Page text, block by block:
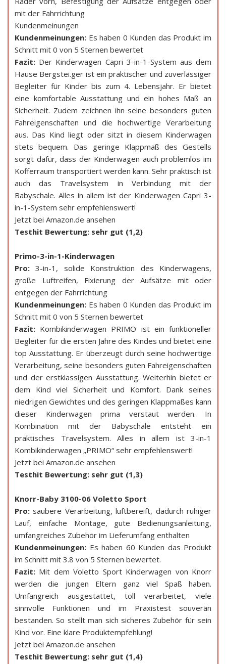
mit der Fahrrichtung
Kundenmeinungen
Kundenmeinungen: Es haben 0 Kunden das Produkt im
Schnitt mit 0 von 5 Sternen bewertet
Fazit: Der Kinderwagen Capri 3-in-1-System aus dem
Hause Bergstei.ger ist ein praktischer und zuverlässiger
Begleiter für Kinder bis zum 4. Lebensjahr. Er bietet
eine komfortable Ausstattung und ein hohes Maß an
Sicherheit. Zudem zeichnen ihn seine besonders guten
Fahreigenschaften und die hochwertige Verarbeitung
aus. Das Kind liegt oder sitzt in diesem Kinderwagen
stets bequem. Das geringe Klappmaß des Gestells
sorgt dafür, dass der Kinderwagen auch problemlos im
Kofferraum transportiert werden kann. Sehr praktisch ist
auch das Travelsystem in Verbindung mit der
Babyschale. Alles in allem ist der Kinderwagen Capri 3-
in-1-System sehr empfehlenswert!
Jetzt bei Amazon.de ansehen
Testhit Bewertung: sehr gut (1,2)
Primo-3-in-1-Kinderwagen
Pro: 3-in-1, solide Konstruktion des Kinderwagens,
große Luftreifen, Fixierung der Aufsätze mit oder
entgegen der Fahrrichtung
Kundenmeinungen: Es haben 0 Kunden das Produkt im
Schnitt mit 0 von 5 Sternen bewertet
Fazit: Kombikinderwagen PRIMO ist ein funktioneller
Begleiter für die ersten Jahre des Kindes und bietet eine
top Ausstattung. Er überzeugt durch seine hochwertige
Verarbeitung, seine besonders guten Fahreigenschaften
und der erstklassigen Ausstattung. Weiterhin bietet er
dem Kind viel Sicherheit und Komfort. Dank seines
niedrigen Gewichtes und des geringen Klappmaßes kann
dieser Kinderwagen prima verstaut werden. In
Kombination mit der Babyschale entsteht ein
praktisches Travelsystem. Alles in allem ist 3-in-1
Kombikinderwagen „PRIMO“ sehr empfehlenswert!
Jetzt bei Amazon.de ansehen
Testhit Bewertung: sehr gut (1,3)
Knorr-Baby 3100-06 Voletto Sport
Pro: saubere Verarbeitung, luftbereift, dadurch ruhiger
Lauf, einfache Montage, gute Bedienungsanleitung,
umfangreiches Zubehör im Lieferumfang enthalten
Kundenmeinungen: Es haben 60 Kunden das Produkt
im Schnitt mit 3.8 von 5 Sternen bewertet.
Fazit: Mit dem Voletto Sport Kinderwagen von Knorr
werden die jungen Eltern ganz viel Spaß haben.
Umfangreich ausgestattet, toll verarbeitet, viele
sinnvolle Funktionen und im Praxistest souverän
bestanden. So stellt man sich sicheres Zubehör für sein
Kind vor. Eine klare Produktempfehlung!
Jetzt bei Amazon.de ansehen
Testhit Bewertung: sehr gut (1,4)